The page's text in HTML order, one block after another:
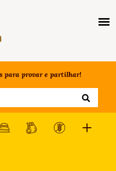
para provar e partilhar!